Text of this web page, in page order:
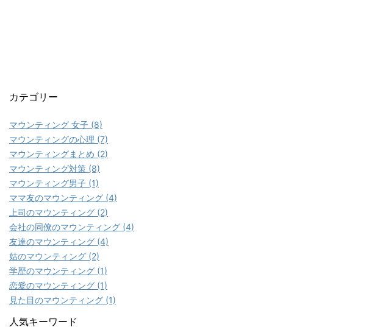
カテゴリー
マウンティング 女子 (8)
マウンティングの心理 (7)
マウンティングまとめ (2)
マウンティング対策 (8)
マウンティング男子 (1)
ママ友のマウンティング (4)
上司のマウンティング (2)
会社の同僚のマウンティング (4)
友達のマウンティング (4)
姑のマウンティング (2)
学歴のマウンティング (1)
恋愛のマウンティング (1)
見た目のマウンティング (1)
人気キーワード